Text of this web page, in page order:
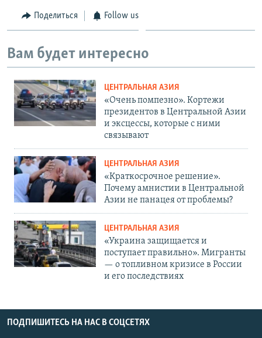
Поделиться Follow us
Вам будет интересно
ЦЕНТРАЛЬНАЯ АЗИЯ
«Очень помпезно». Кортежи
президентов в Центральной Азии
и эксцессы, которые с ними
связывают
ЦЕНТРАЛЬНАЯ АЗИЯ
«Краткосрочное решение».
Почему амнистии в Центральной
Азии не панацея от проблемы?
ЦЕНТРАЛЬНАЯ АЗИЯ
«Украина защищается и
поступает правильно». Мигранты
— о топливном кризисе в России
и его последствиях
ПОДПИШИТЕСЬ НА НАС В СОЦСЕТЯХ